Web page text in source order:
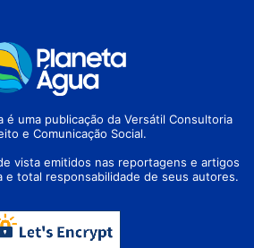
é uma publicação da Versátil Consultoria
e Comunicação Social.
vista emitidos nas reportagens e artigos
e total responsabilidade de seus autores.